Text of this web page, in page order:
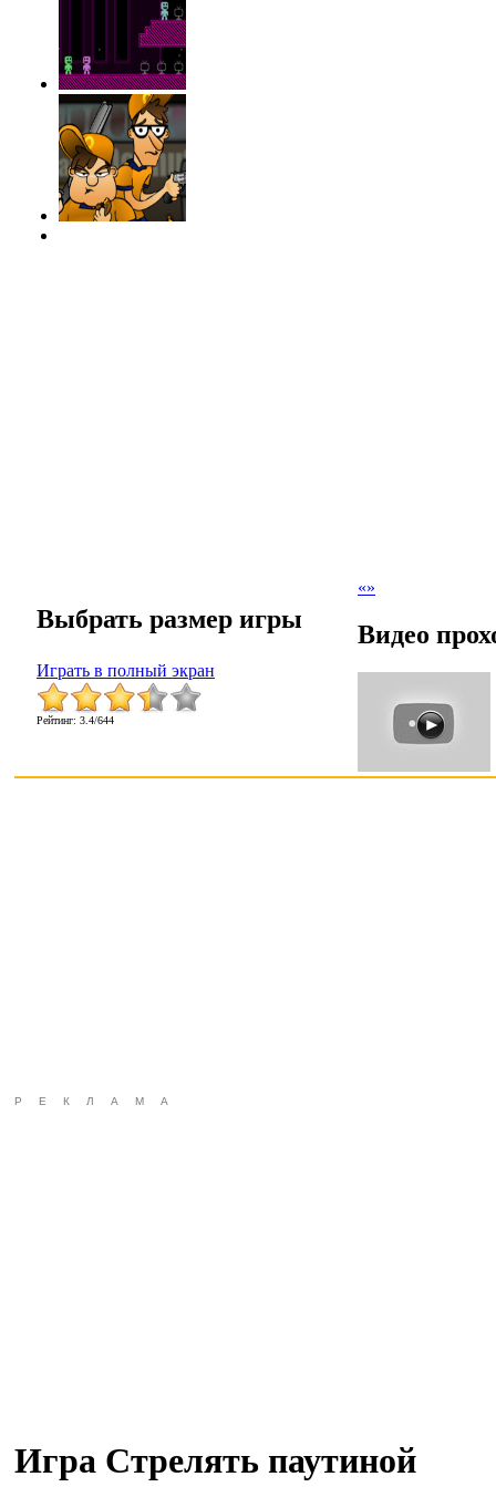
«»
Выбрать размер игры
Играть в полный экран
Рейтинг: 3.4/644
Видео
РЕКЛАМА
Игра Стрелять паутиной